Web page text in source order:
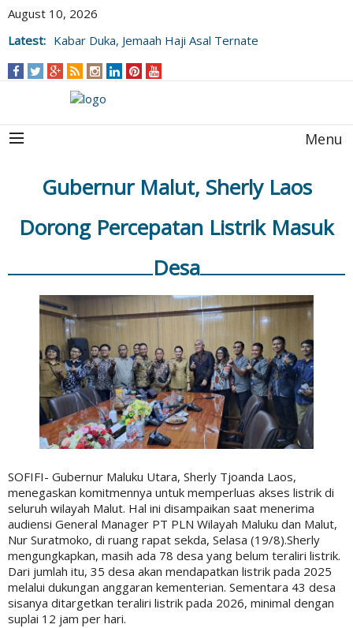
August 10, 2026
Latest: Kabar Duka, Jemaah Haji Asal Ternate
Menu
Gubernur Malut, Sherly Laos
Dorong Percepatan Listrik Masuk
Desa
SOFIFI- Gubernur Maluku Utara, Sherly Tjoanda Laos,
menegaskan komitmennya untuk memperluas akses listrik di
seluruh wilayah Malut. Hal ini disampaikan saat menerima
audiensi General Manager PT PLN Wilayah Maluku dan Malut,
Nur Suratmoko, di ruang rapat sekda, Selasa (19/8).Sherly
mengungkapkan, masih ada 78 desa yang belum teraliri listrik.
Dari jumlah itu, 35 desa akan mendapatkan listrik pada 2025
melalui dukungan anggaran kementerian. Sementara 43 desa
sisanya ditargetkan teraliri listrik pada 2026, minimal dengan
suplai 12 jam per hari.